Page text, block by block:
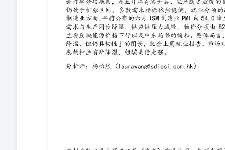
碱产能、产量及消费量将分别达5730万吨、5250万吨及
优势与机遇 一体化产业布局构建核心成本与技术平台
付能力与全球化渠道网络，积累了广泛的下游客户与
动可能大幅影响盈利水平，存在阶段性盈利承压风险
子化学品、新能源化工等新业务商业化拓展进度不及预
总市值约73.5-86.5亿港元，H股市值为10.7-12.6亿。招
不能担保其准确性或完整性。此报告所载的资料、意